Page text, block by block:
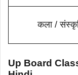
कला /
Up Board